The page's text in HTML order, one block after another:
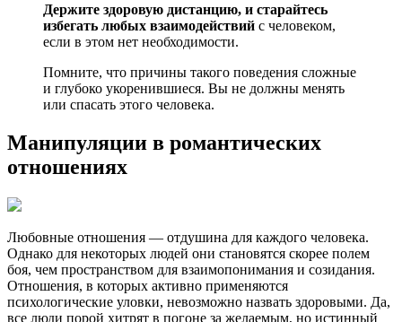
Держите здоровую дистанцию, и старайтесь
избегать любых взаимодействий с человеком,
если в этом нет необходимости.
Помните, что причины такого поведения сложные
и глубоко укоренившиеся. Вы не должны менять
или спасать этого человека.
Манипуляции в романтических
отношениях
Любовные отношения — отдушина для каждого человека.
Однако для некоторых людей они становятся скорее полем
боя, чем пространством для взаимопонимания и созидания.
Отношения, в которых активно применяются
психологические уловки, невозможно назвать здоровыми. Да,
все люди порой хитрят в погоне за желаемым, но истинный